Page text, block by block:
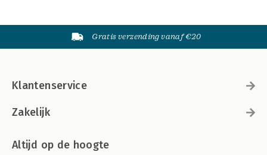
Gratis verzending vanaf €20
Klantenservice
Zakelijk
Altijd op de hoogte